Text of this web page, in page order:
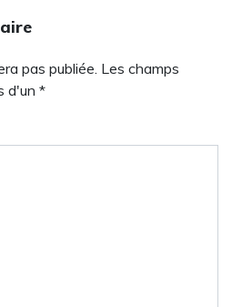
pas publiée. Les champs
d'un *